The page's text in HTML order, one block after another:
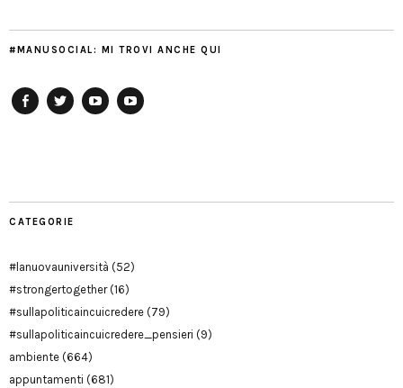
#MANUSOCIAL: MI TROVI ANCHE QUI
CATEGORIE
#lanuovauniversità (52)
#strongertogether(16)
#sullapoliticaincuicredere (79)
#sullapoliticaincuicredere_pensieri (9)
ambiente (664)
appuntamenti (681)